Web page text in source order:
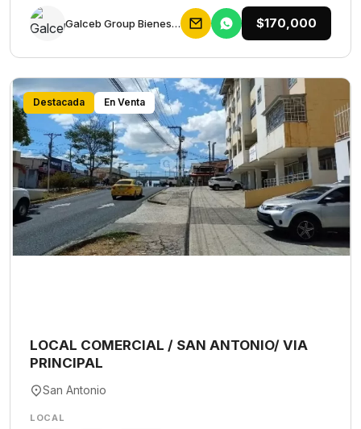
Galceb Group Bienes Raices $170,000
Destacada En Venta
LOCAL COMERCIAL / SAN ANTONIO/ VIA
PRINCIPAL
San Antonio
LOCAL